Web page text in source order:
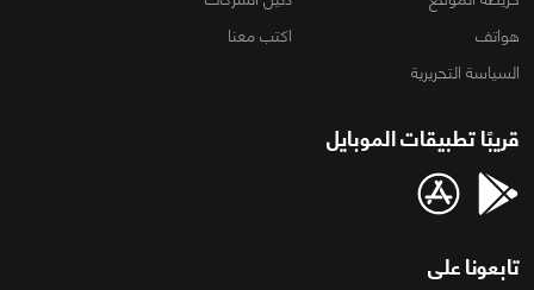
هواتف
اكتب معنا
السياسة التحريرية
قريبًا تطبيقات الموبايل
تابعونا على